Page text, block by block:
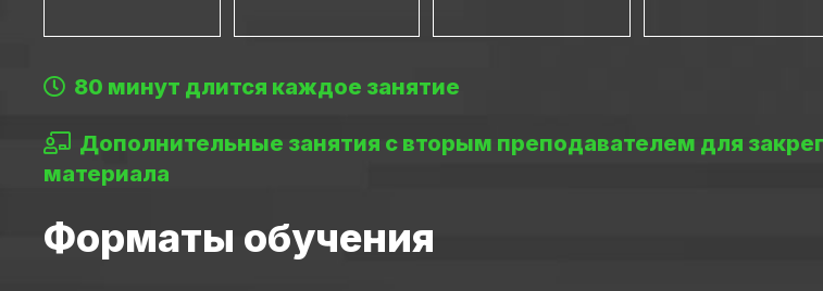
80 минут длится каждое занятие
Дополнительные занятия с вторым преподавателем для
материала
Форматы обучения